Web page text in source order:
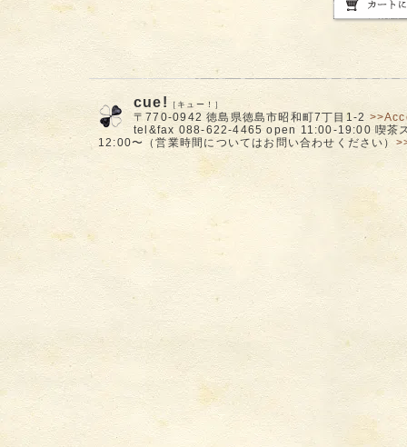
cue! ［キュー！］
〒770-0942 徳島県徳島市昭和町7丁目1-2
tel&fax 088-622-4465 open 11:00-19:00 喫茶
12:00〜（営業時間についてはお問い合わせください）